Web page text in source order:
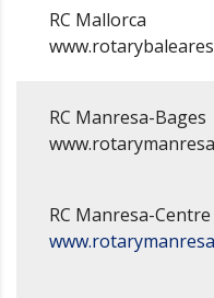
RC Mallorca
RC Manresa-Bages
RC Manresa-Centre